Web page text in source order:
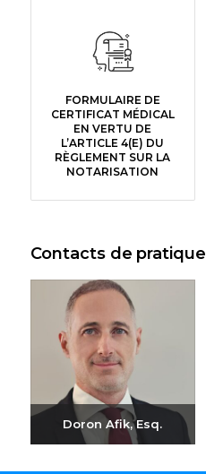
FORMULAIRE DE
CERTIFICAT MÉDICAL
EN VERTU DE
L’ARTICLE 4(E) DU
RÈGLEMENT SUR LA
NOTARISATION
Contacts de pratique
Doron Afik, Esq.